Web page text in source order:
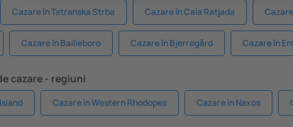
Cazare în Tatranska Strba Cazare în Cala Ratjada
Cazare în Bailieboro Cazare în Bjerregård Cazare în
cazare - regiuni
Cazare in Western Rhodopes Cazare in Naxos